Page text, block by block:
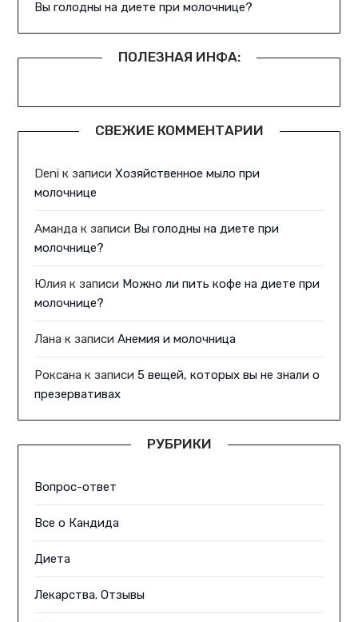
Вы голодны на диете при молочнице?
ПОЛЕЗНАЯ ИНФА:
СВЕЖИЕ КОММЕНТАРИИ
Deni к записиХозяйственное мыло при
молочнице
Аманда к записи Вы голодны на диете при
молочнице?
Юлия к записи Можно ли пить кофе на диете при
молочнице?
Лана к записиАнемия и молочница
Роксана к записи5 вещей, которых вы не знали о
презервативах
РУБРИКИ
Вопрос-ответ
Все о Кандида
Диета
Лекарства. Отзывы